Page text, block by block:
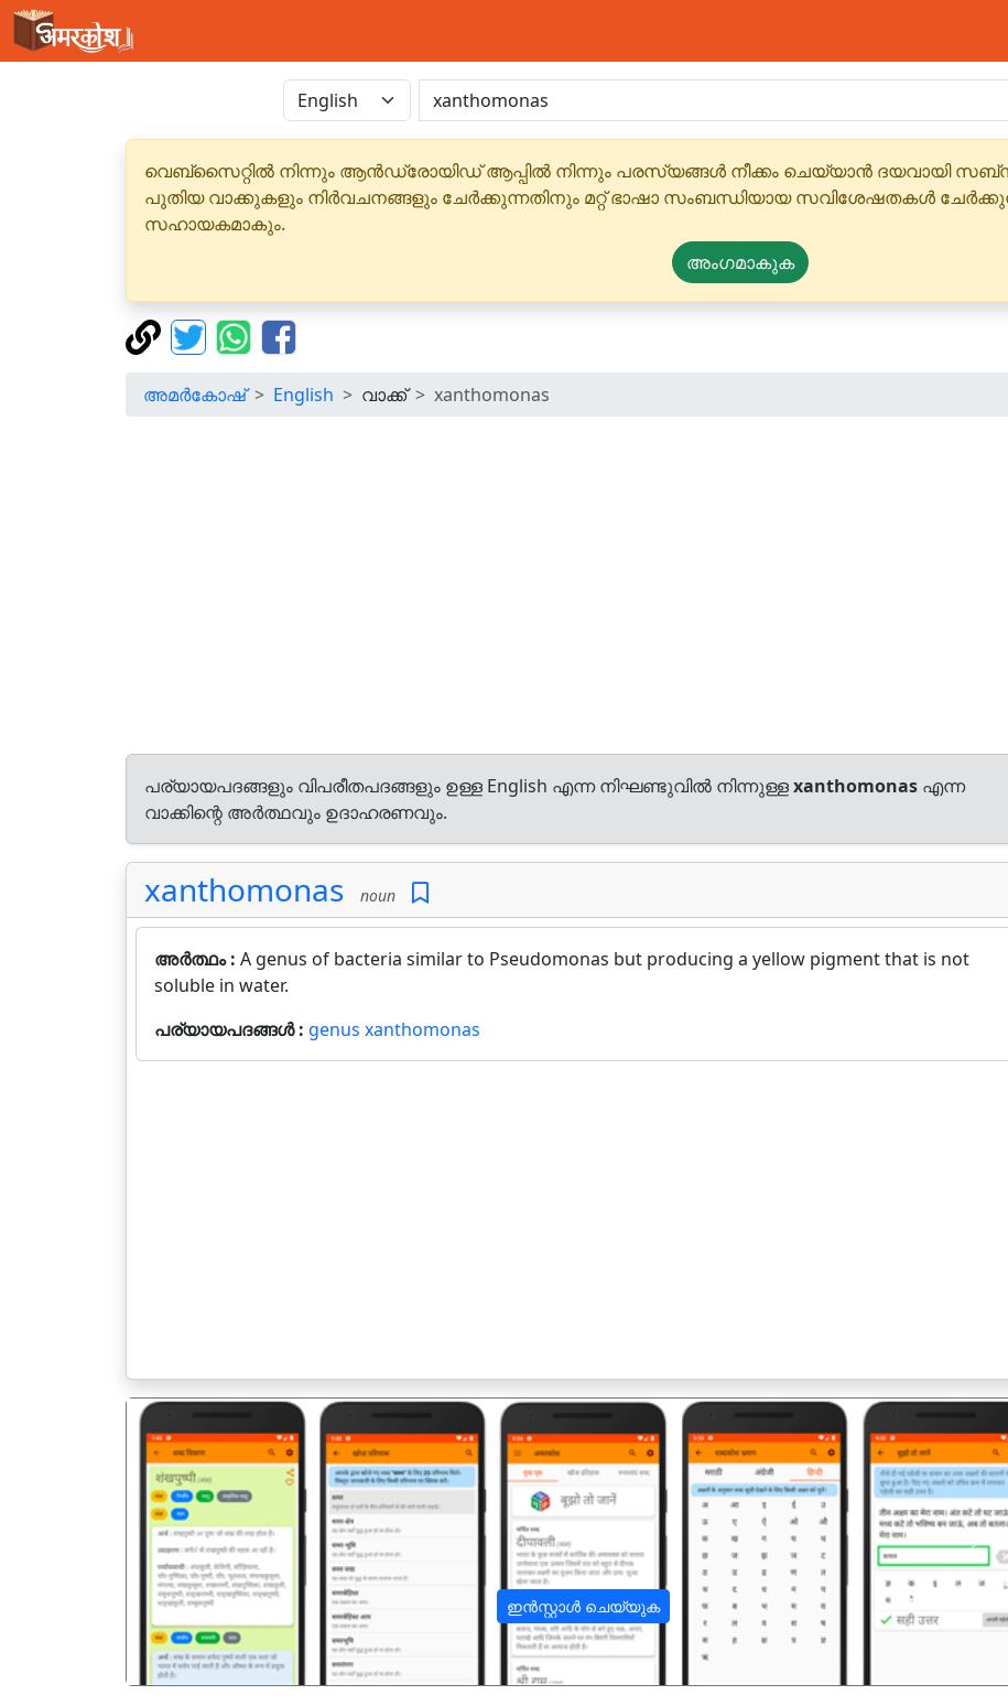
വെബ്‌സൈറ്റിൽ നിന്നും ആൻഡ്രോയിഡ് ആപ്പിൽ നിന്നും പരസ്യങ്ങൾ നീക്കം ചെയ്യാൻ
പുതിയ വാക്കുകളും നിർവചനങ്ങളും ചേർക്കുന്നതിനും മറ്റ് ഭാഷാ സംബന്ധിയായ സവിശേഷതകൾ
സഹായകമാകും.
അംഗമാകുക
അമർകോഷ് English വാക്ക് xanthomonas
പര്യായപദങ്ങളും വിപരീതപദങ്ങളും ഉള്ള English എന്ന നിഘണ്ടുവിൽ നിന്നുള്ളxanthomonas എന്ന
വാക്കിന്റെ അർത്ഥവും ഉദാഹരണവും.
xanthomonas noun
അർത്ഥം : A genus of bacteria similar to Pseudomonas but producing a yellow pigment that is not
soluble in water.
പര്യായപദങ്ങൾ : genus xanthomonas
ഇൻസ്റ്റാൾ ചെയ്യുക
पिछला अगला